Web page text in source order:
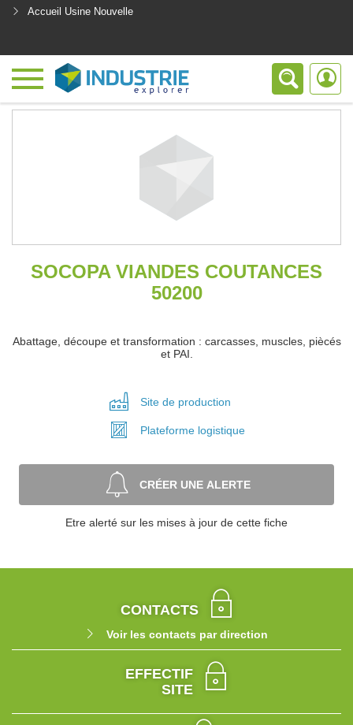
Accueil Usine Nouvelle
SOCOPA VIANDES COUTANCES
50200
Abattage, découpe et transformation : carcasses, muscles, piècés
et PAI.
Site de production
Plateforme logistique
CRÉER UNE ALERTE
Etre alerté sur les mises à jour de cette fiche
CONTACTS
Voir les contacts par direction
EFFECTIF
SITE